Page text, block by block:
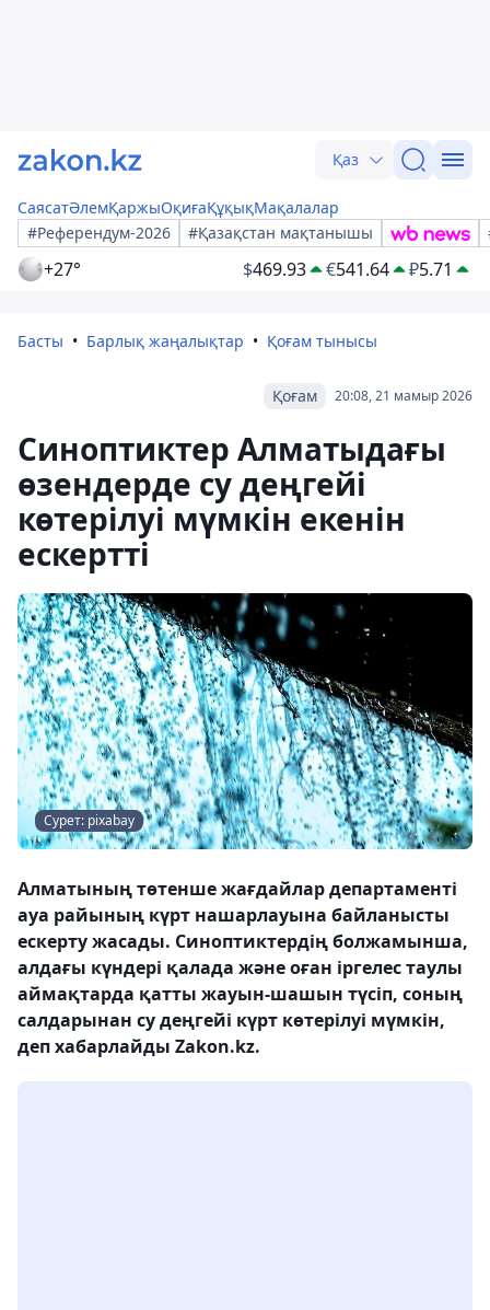
Қаз
СаясатӘлемҚаржыОқиғаҚұқықМақалалар
#Референдум-2026
#Қазақстан мақтанышы
+27° $469.93 €541.64 ₽5.71
Басты Барлық жаңалықтар Қоғам тынысы
20:08, 21 мамыр 2026
Қоғам
Синоптиктер Алматыдағы
өзендерде су деңгейі
көтерілуі мүмкін екенін
ескертті
Сурет: pixabay
Алматының төтенше жағдайлар департаменті
ауа райының күрт нашарлауына байланысты
ескерту жасады. Синоптиктердің болжамынша,
алдағы күндері қалада және оған іргелес таулы
аймақтарда қатты жауын-шашын түсіп, соның
салдарынан су деңгейі күрт көтерілуі мүмкін,
деп хабарлайды Zakon.kz.